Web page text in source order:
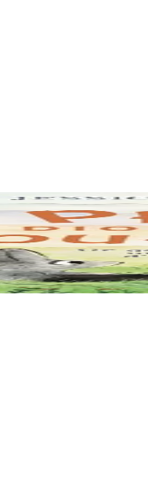
il est peuplé de